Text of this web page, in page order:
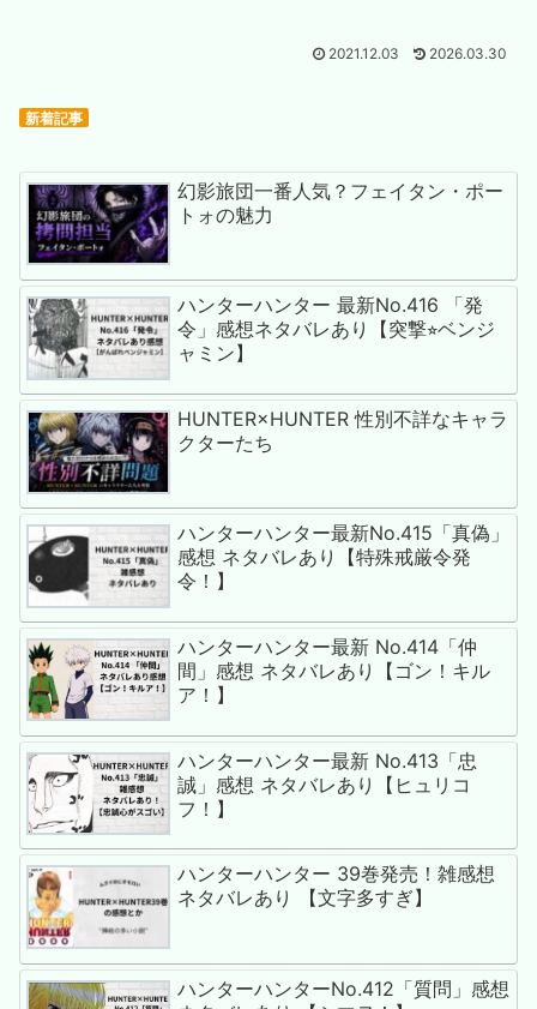
2021.12.03 2026.03.30
新着記事
幻影旅団一番人気？フェイタン・ポー
トォの魅力
ハンターハンター 最新No.416 「発
令」感想ネタバレあり【突撃⭐︎ベンジ
ャミン】
HUNTER×HUNTER 性別不詳なキャラ
クターたち
ハンターハンター最新No.415「真偽」
感想 ネタバレあり【特殊戒厳令発
令！】
ハンターハンター最新 No.414「仲
間」感想 ネタバレあり【ゴン！キル
ア！】
ハンターハンター最新 No.413「忠
誠」感想 ネタバレあり【ヒュリコ
フ！】
ハンターハンター 39巻発売！雑感想
ネタバレあり 【文字多すぎ】
ハンターハンターNo.412「質問」感想